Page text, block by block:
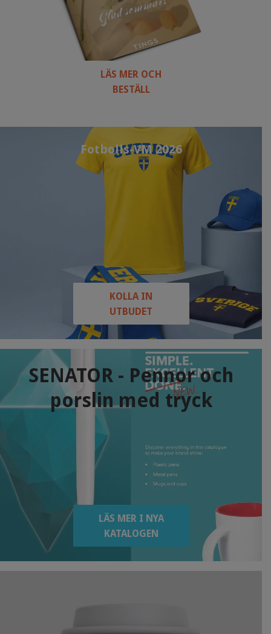
LÄS MER OCH
BESTÄLL
Fotbolls-VM 2026
KOLLA IN
UTBUDET
SENATOR - Pennor och
porslin med tryck
LÄS MER I NYA
KATALOGEN